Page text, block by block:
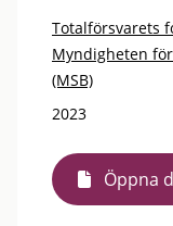
Totalförsvarets
Myndigheten
(MSB)
2023
Öppna